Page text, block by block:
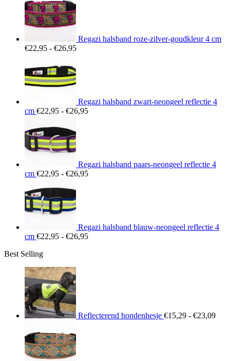
Regazi halsband roze-zilver-goudkleur 4 cm
€22,95 - €26,95Prijsklasse:
Regazi halsband zwart-neongeel reflectie 4
cm €22,95 - €26,95Prijsklasse:
Regazi halsband paars-neongeel reflectie 4
cm €22,95 - €26,95Prijsklasse:
Regazi halsband blauw-neongeel reflectie 4
cm €22,95 - €26,95Prijsklasse:
Best Selling
Reflecterend hondenhesje €15,29 - €23,09